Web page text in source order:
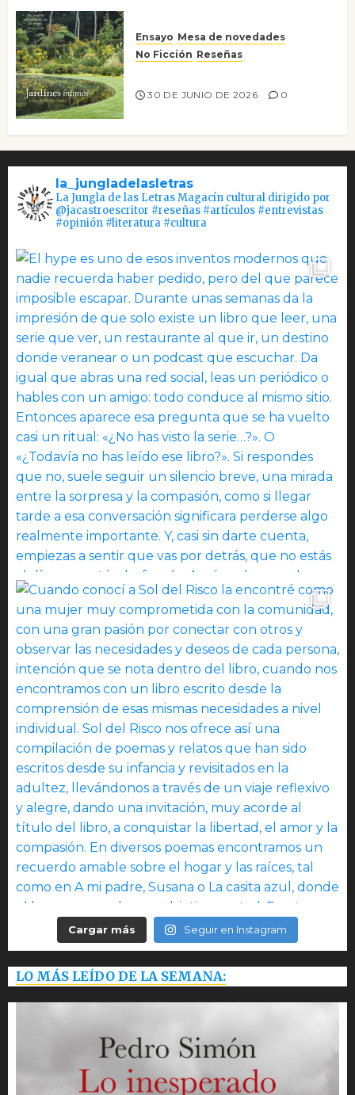
Ensayo Mesa de novedades
No Ficción Reseñas
30 DE JUNIO DE 2026 0
la_jungladelasletras
La Jungla de las Letras Magacín cultural dirigido por
@jacastroescritor #reseñas #artículos #entrevistas
#opinión #literatura #cultura
Cargar más Seguir en Instagram
LO MÁS LEÍDO DE LA SEMANA: